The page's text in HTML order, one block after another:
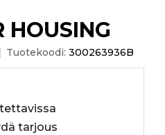
HOUSING
Tuotekoodi: 300263936B
tarjous